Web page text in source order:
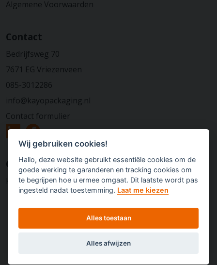
Algemene Voorwaarden
Contact
Bedrijfsweg 70
7671 EG Vriezenveen
085-3012286
info@kayopackaging.nl
Contact formulier
Over Kayo Packaging
KVK: 80702287
Wij gebruiken cookies!
Hallo, deze website gebruikt essentiële cookies om de
goede werking te garanderen en tracking cookies om
te begrijpen hoe u ermee omgaat. Dit laatste wordt pas
ingesteld nadat toestemming. Laat me kiezen
Alles toestaan
Alles afwijzen